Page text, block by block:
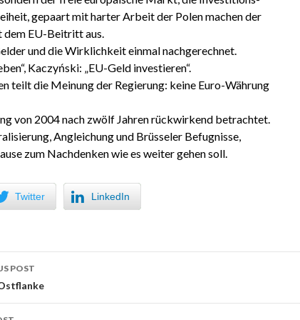
gepaart mit harter Arbeit der Polen machen der
dem EU-Beitritt aus.
und die Wirklichkeit einmal nachgerechnet.
Kaczyński: „EU-Geld investieren“.
teilt die Meinung der Regierung: keine Euro-Währung
von 2004 nach zwölf Jahren rückwirkend betrachtet.
Angleichung und Brüsseler Befugnisse,
zum Nachdenken wie es weiter gehen soll.
Twitter LinkedIn
POST